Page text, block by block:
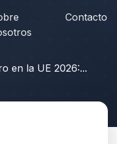
Contacto
en la UE 2026:...